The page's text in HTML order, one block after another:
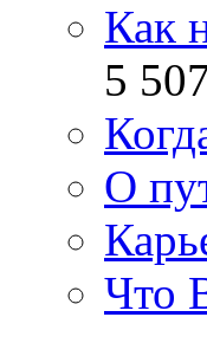
Как
5
О
Что